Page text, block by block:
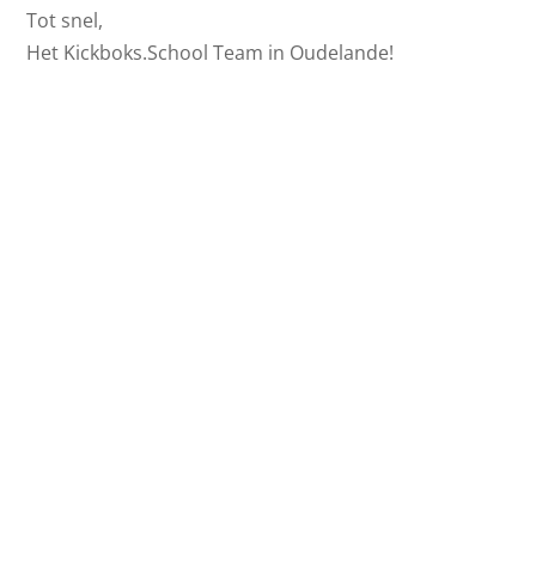
Tot snel,
Het Kickboks.School Team in Oudelande!